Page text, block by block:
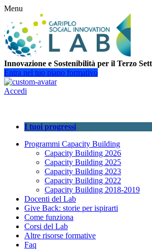
Menu
Innovazione e Sostenibilità per il Terzo
Entra nel tuo piano formativo
Accedi
I tuoi progressi
Programmi Capacity Building
Capacity Building 2026
Capacity Building 2025
Capacity Building 2023
Capacity Building 2022
Capacity Building 2018-2019
Docenti del Lab
Give Back: storie per ispirarti
Come funziona
Corsi del Lab
Altre risorse formative
Faq